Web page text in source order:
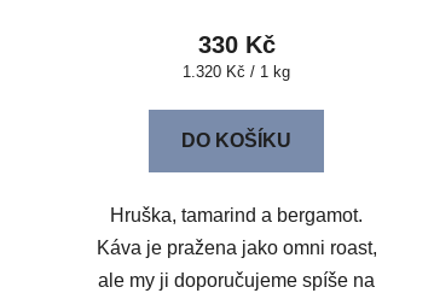
330 Kč
Měrná
1.320 Kč / 1 kg
DO KOŠÍKU
Hruška, tamarind a bergamot.
Káva je pražena jako omni roast,
ale my ji doporučujeme spíše na